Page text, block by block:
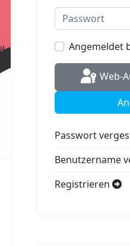
Passwort
Angemeldet
Web-
Passwort
Benutzername
Registrieren